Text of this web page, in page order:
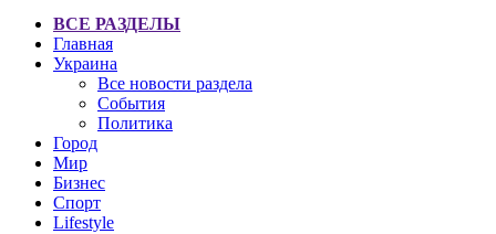
ВСЕ РАЗДЕЛЫ
Главная
Украина
Все новости раздела
События
Политика
Город
Мир
Бизнес
Спорт
Lifestyle